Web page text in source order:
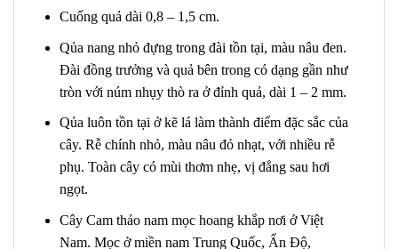
Cuống quả dài 0,8 – 1,5 cm.
Qủa nang nhỏ đựng trong đài tồn tại, màu nâu đen.
Đài đồng trưởng và quả bên trong có dạng gần như
tròn với núm nhụy thò ra ở đỉnh quả, dài 1 – 2 mm.
Qủa luôn tồn tại ở kẽ lá làm thành điểm đặc sắc của
cây. Rễ chính nhỏ, màu nâu đỏ nhạt, với nhiều rễ
phụ. Toàn cây có mùi thơm nhẹ, vị đắng sau hơi
ngọt.
Cây Cam thảo nam mọc hoang khắp nơi ở Việt
Nam. Mọc ở miền nam Trung Quốc, Ấn Độ,